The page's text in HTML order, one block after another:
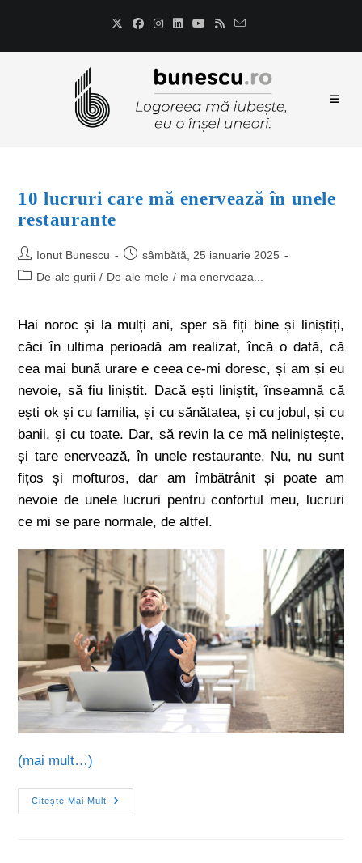
10 lucruri care mă enervează în unele
restaurante
Ionut Bunescu
sâmbătă, 25 ianuarie 2025
De-ale gurii / De-ale mele / ma enerveaza...
Hai noroc și la mulți ani, sper să fiți bine și liniștiți,
căci în ultima perioadă am realizat, încă o dată, că
cea mai bună urare e ceea ce-mi doresc, și am și eu
nevoie, să fiu liniștit. Dacă ești liniștit, înseamnă că
ești ok și cu familia, și cu sănătatea, și cu jobul, și cu
banii, și cu toate. Dar, să revin la ce mă neliniștește,
și tare enervează, în unele restaurante. Nu, nu sunt
fițos și mofturos, dar am îmbătrânit și poate am
nevoie de unele lucruri pentru confortul meu, lucruri
ce mi se pare normale, de altfel.
(mai mult…)
Citește Mai Mult